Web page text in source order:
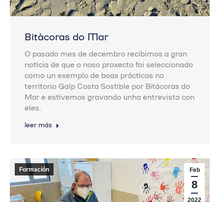
Bitácoras do Mar
O pasado mes de decembro recibimos a gran
noticia de que o noso proxecto foi seleccionado
como un exemplo de boas prácticas no
territorio Galp Costa Sostible por Bitácoras do
Mar e estivemos gravando unha entrevista con
eles.
leer más
Feb
8
2022
Formación